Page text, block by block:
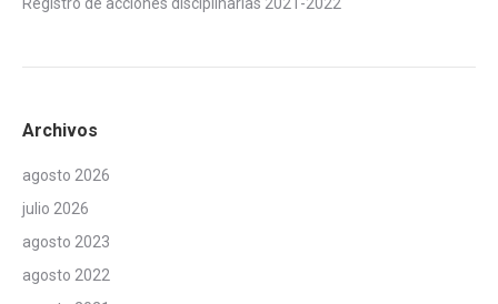
Archivos
agosto 2026
julio 2026
agosto 2023
agosto 2022